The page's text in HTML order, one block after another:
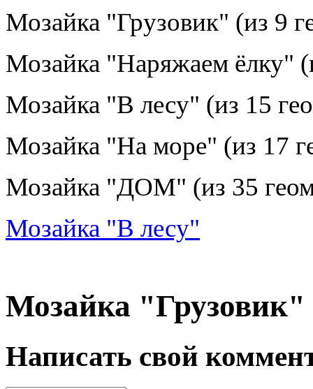
Мозайка "Грузовик" (из 9
Мозайка "Наряжаем ёлку"
Мозайка "В лесу" (из 15
Мозайка "На море" (из 17
Мозайка "ДОМ" (из 35
Мозайка "В лесу"
Мозайка
Написать свой